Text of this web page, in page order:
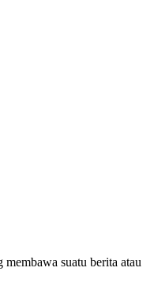
suatu berita atau